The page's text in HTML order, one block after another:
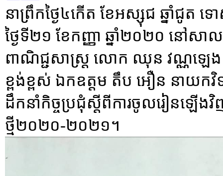
នាព្រឹកថ្ងៃ៤កើត ខែអស្សុជ ឆ្នាំជូ
ថ្ងៃទី២១ ខែកញ្ញា ឆ្នាំ២០២០ នៅសាល
ពាណិជ្ជសាស្ត្រ លោក ឈុន វណ្ណឡេង
ខ្ពង់ខ្ពស់ ឯកឧត្តម តឹប អឿន នាយកវិ
ដឹកនាំកិច្ចប្រជុំស្តីពីការចូលរៀនឡើងវិ
ថ្មី២០២០-២០២១។